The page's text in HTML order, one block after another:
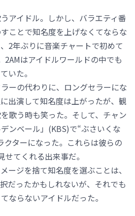
アイドル。しかし、バラエティ番
ことで知名度を上げなくてならな
2年ぶりに音楽チャートで初めて
2AMはアイドルワールドの中でも
いた。
ーの代わりに、ロングセラーにな
出演して知名度は上がったが、観
歌う時も笑った。そして、チャン
ンベール」(KBS)で“ぶさいくな
クターになった。これらは彼らの
てくれる出来事だ。
ージを捨て知名度を選ぶことは、
だったかもしれないが、それでも
ならないアイドルだった。